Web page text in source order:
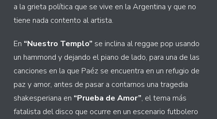
a la grieta política que se vive en la Argentina y que no
tiene nada contento al artista.
En “Nuestro Templo” se inclina al reggae pop usando
un hammond y dejando el piano de lado, para una de las
canciones en la que Paéz se encuentra en un refugio de
paz y amor, antes de pasar a contarnos una tragedia
shakesperiana en “Prueba de Amor”, el tema más
fatalista del disco que ocurre en un escenario futbolero